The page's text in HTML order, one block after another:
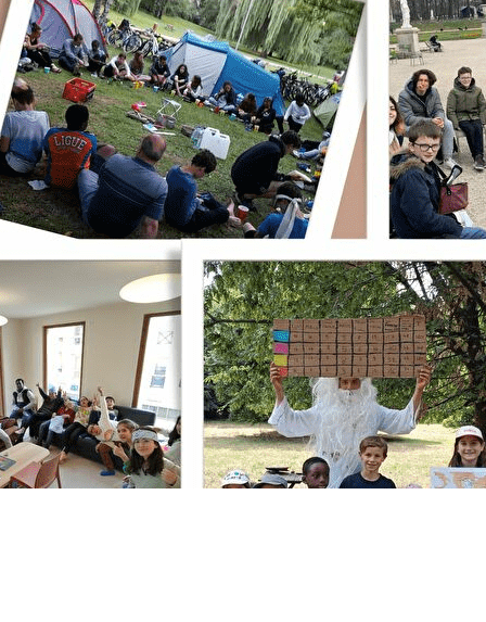
Exporter les lignes sélectionnées
Exporter toutes les colonnes
Exporter uniquement les colonnes affichées
Menu
?>
Images de la page d'accueil
Cliquez pour éditer